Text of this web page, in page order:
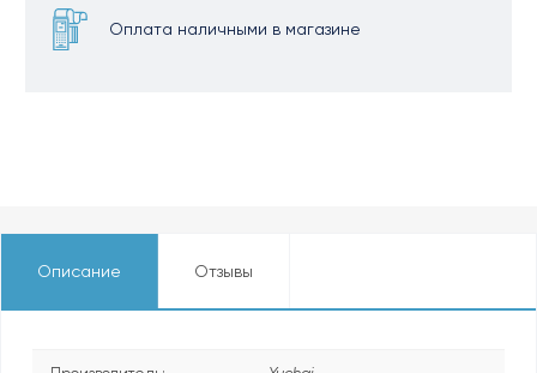
Оплата наличными в магазине
Описание Отзывы